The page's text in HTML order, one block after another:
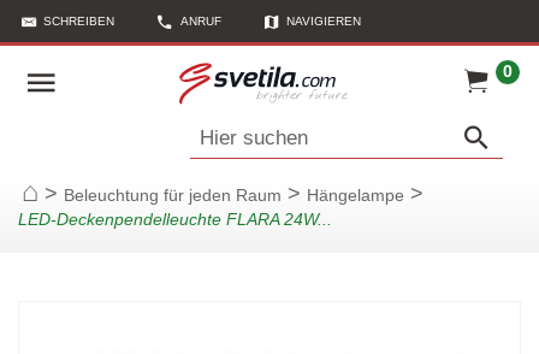
SCHREIBEN ANRUF NAVIGIEREN
0
Hier suchen
Startseite
> Beleuchtung für jeden Raum > Hängelampe >
LED-Deckenpendelleuchte FLARA 24W...